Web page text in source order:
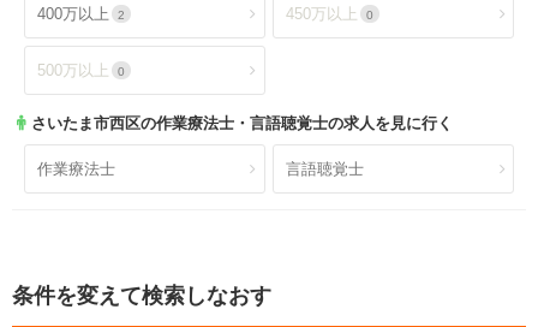
400万以上 2 450万以上 0
500万以上 0
さいたま市西区の作業療法士・言語聴覚士の求人を見に行く
作業療法士 言語聴覚士
条件を変えて検索しなおす